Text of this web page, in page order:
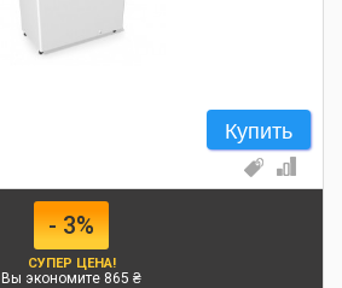
Купить
- 3%
СУПЕР ЦЕНА!
Вы экономите 865 ₴